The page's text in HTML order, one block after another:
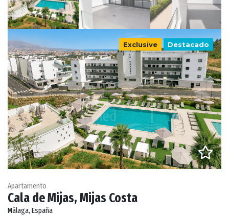
Exclusive Destacado
Apartamento
Cala de Mijas, Mijas Costa
Málaga, España